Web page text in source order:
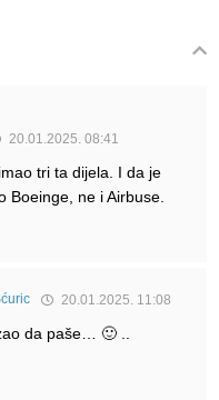
20.01.2025. 08:41
tri ta dijela. I da je
Boeinge, ne i Airbuse.
20.01.2025. 11:08
da paše… 🙂 ..